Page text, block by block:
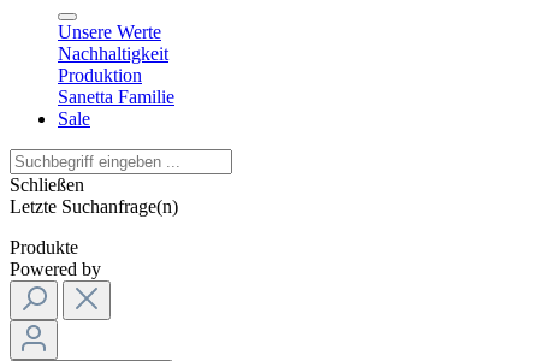
Unsere Werte
Nachhaltigkeit
Produktion
Sanetta Familie
Sale
Schließen
Letzte Suchanfrage(n)
Produkte
Powered by